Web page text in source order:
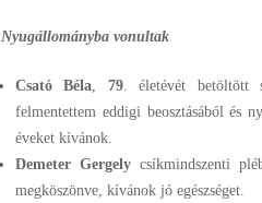
Nyugállományba vonultak
Csató Béla, 79. életévét betöltött
felmentettem eddigi beosztásából és
éveket kívánok.
Demeter Gergelycsíkmindszenti
megköszönve, kívánok jó egészséget.